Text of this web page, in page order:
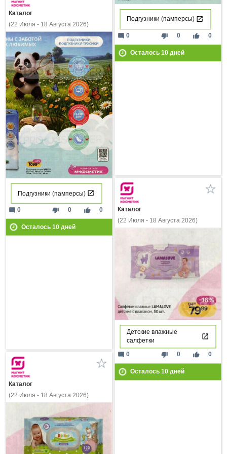
Подгузники (памперсы)
thumb_down 0 thumb_up 0
mode_comment 0
Осталось 10дней
Каталог
(22 Июля - 18 Августа 2026)
Подгузники (памперсы)
thumb_down 0 thumb_up 0
mode_comment 0
Осталось 10дней
Каталог
(22 Июля - 18 Августа 2026)
Детские влажные
салфетки
thumb_down 0 thumb_up 0
mode_comment 0
Осталось 10дней
Каталог
(22 Июля - 18 Августа 2026)